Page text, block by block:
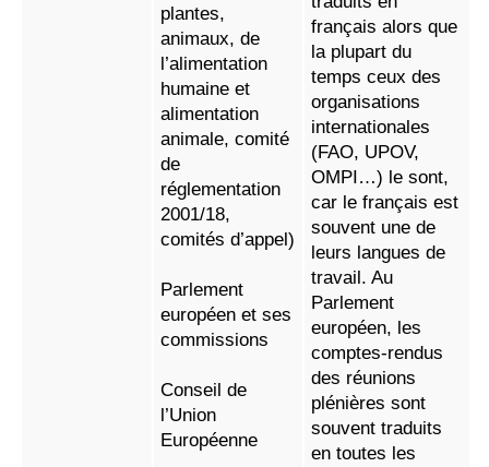
plantes,
animaux, de
l’alimentation
humaine et
alimentation
animale, comité
de
réglementation
2001/18,
comités d’appel)
Parlement
européen et ses
commissions
Conseil de
l’Union
Européenne
français alors que
la plupart du
temps ceux des
organisations
internationales
(FAO, UPOV,
OMPI…) le sont,
car le français est
souvent une de
leurs langues de
travail. Au
Parlement
européen, les
comptes-rendus
des réunions
plénières sont
souvent traduits
en toutes les